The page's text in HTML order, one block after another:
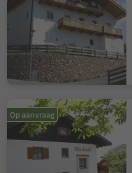
Op aanvraag